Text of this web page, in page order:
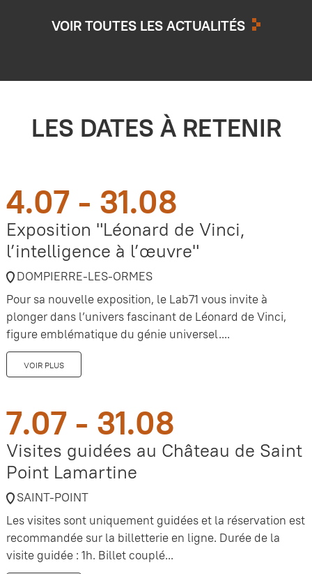
VOIR TOUTES LES ACTUALITÉS
LES DATES À RETENIR
4.07 - 31.08
Exposition "Léonard de Vinci,
l’intelligence à l’œuvre"
DOMPIERRE-LES-ORMES
Pour sa nouvelle exposition, le Lab71 vous invite à
plonger dans l’univers fascinant de Léonard de Vinci,
figure emblématique du génie universel....
VOIR PLUS
7.07 - 31.08
Visites guidées au Château de Saint
Point Lamartine
SAINT-POINT
Les visites sont uniquement guidées et la réservation est
recommandée sur la billetterie en ligne. Durée de la
visite guidée : 1h. Billet couplé...